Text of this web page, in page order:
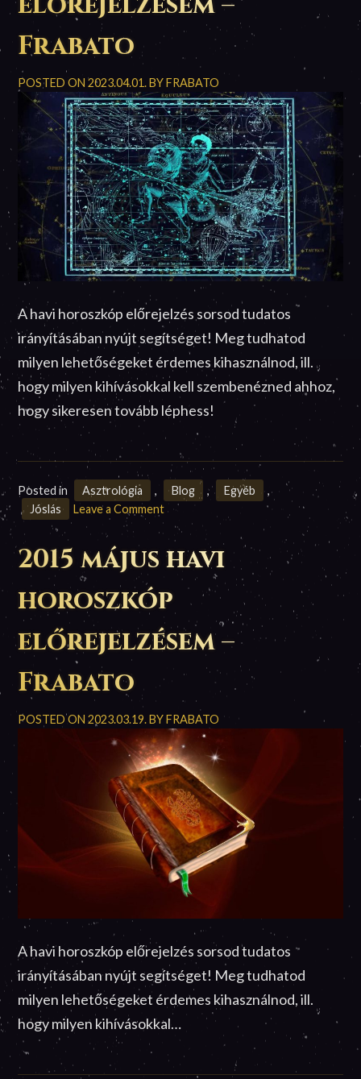
Frabato
POSTED ON2023.04.01.BYFRABATO
A havi horoszkóp előrejelzés sorsod tudatos
irányításában nyújt segítséget! Meg tudhatod
milyen lehetőségeket érdemes kihasználnod, ill.
hogy milyen kihívásokkal kell szembenézned ahhoz,
hogy sikeresen tovább léphess!
Posted in Asztrológia , Blog , Egyéb
,
Jóslás
Leave a Commenton
2015
november
havi
horoszkóp
előrejelzésem
–
Frabato
2015 május havi
horoszkóp
előrejelzésem –
Frabato
POSTED ON2023.03.19. BY FRABATO
A havi horoszkóp előrejelzés sorsod tudatos
irányításában nyújt segítséget! Meg tudhatod
milyen lehetőségeket érdemes kihasználnod, ill.
hogy milyen kihívásokkal…